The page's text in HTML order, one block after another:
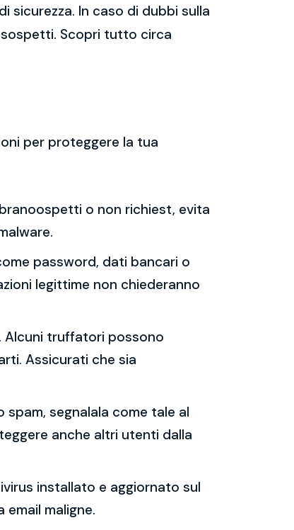
sicurezza. In caso di dubbi sulla
sospetti. Scopri tutto circa
per proteggere la tua
o non richiest, evita
password, dati bancari o
legittime non chiederanno
Alcuni truffatori possono
Assicurati che sia
spam, segnalala come tale al
anche altri utenti dalla
installato e aggiornato sul
maligne.